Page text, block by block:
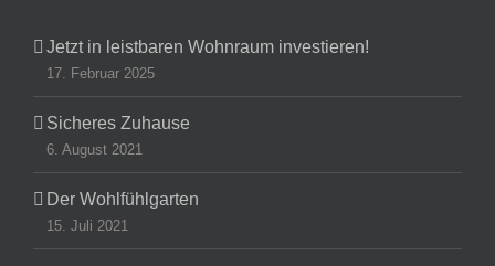
Jetzt in leistbaren Wohnraum investieren!
17. Februar 2025
Sicheres Zuhause
6. August 2021
Der Wohlfühlgarten
15. Juli 2021